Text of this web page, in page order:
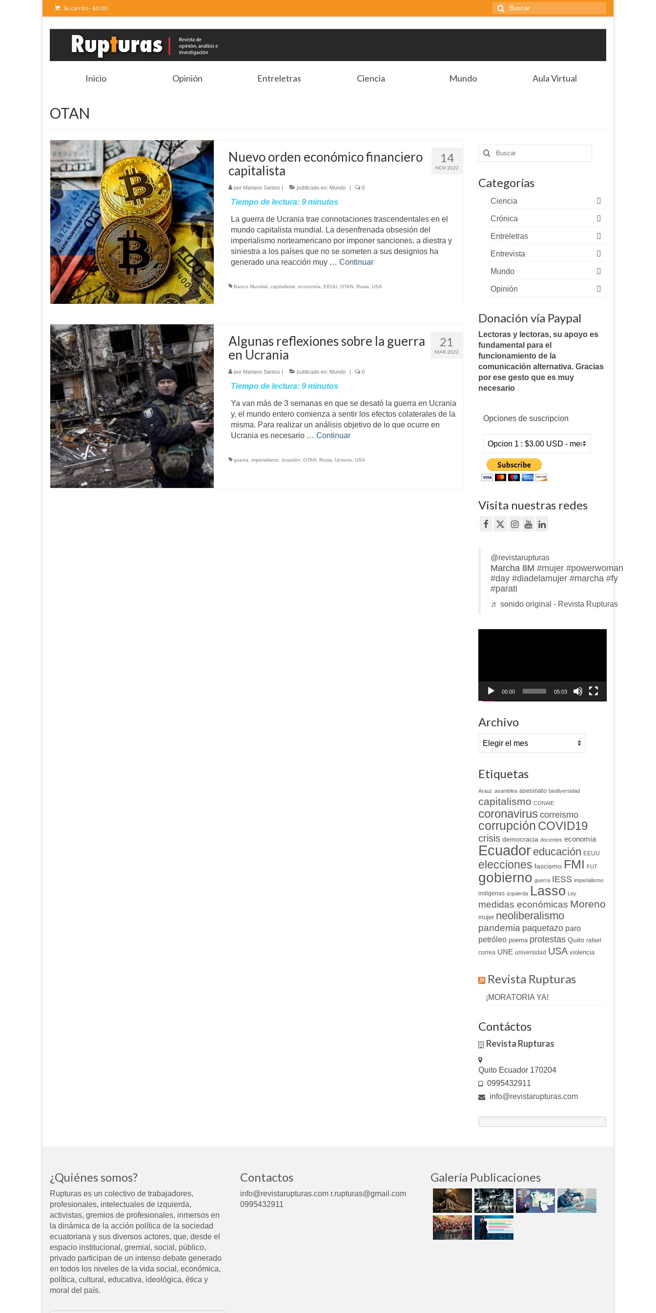
Su carrito-$0.00
Buscar
por:
Inicio Opinión Entreletras Ciencia Mundo Aula Virtual
OTAN
14
NOV 2022
Nuevo orden económico financiero
capitalista
por Mariano Santos | publicado en: Mundo | 0
Tiempo de lectura: 9 minutos
La guerra de Ucrania trae connotaciones trascendentales en el
mundo capitalista mundial. La desenfrenada obsesión del
imperialismo norteamericano por imponer sanciones, a diestra y
siniestra a los países que no se someten a sus designios ha
generado una reacción muy … Continuar
Banco Mundial, capitalismo economía EEUU, OTAN, Rusia USA
21
MAR 2022
Algunas reflexiones sobre la guerra
en Ucrania
por Mariano Santos | publicado en: Mundo | 0
Tiempo de lectura: 9 minutos
Ya van más de 3 semanas en que se desató la guerra en Ucrania
y, el mundo entero comienza a sentir los efectos colaterales de la
misma. Para realizar un análisis objetivo de lo que ocurre en
Ucrania es necesario … Continuar
guerra imperialismo invasión OTAN, Rusia Ucrania USA
Buscar
por:
Categorías
Ciencia
Crónica
Entreletras
Entrevista
Mundo
Opinión
Donación vía Paypal
Lectoras y lectoras, su apoyo es
fundamental para el
funcionamiento de la
comunicación alternativa. Gracias
por ese gesto que es muy
necesario
Opciones de suscripcion
Visita nuestras redes
@revistarupturas
Marcha 8M #mujer #powerwoman
#day #diadelamujer #marcha #fy
#parati
♬ sonido original - Revista Rupturas
00:00 05:03
Archivo
Archivo
Etiquetas
Arauz asamblea asesinato biodiversidad
capitalismo CONAIE
coronavirus correismo
corrupción COVID19
crisis democracia docentes economía
Ecuador educación EEUU
elecciones fascismo FMI FUT
gobierno guerra IESS imperialismo
indigenas izquierda Lasso Ley
medidas económicas Moreno
mujer neoliberalismo
pandemia paquetazo paro
petróleo poema protestas Quito rafael
correa UNE universidad USA violencia
Revista Rupturas
¡MORATORIA YA!
Contáctos
Revista Rupturas
Quito Ecuador 170204
0995432911
info@revistarupturas.com
¿Quiénes somos?
Rupturas es un colectivo de trabajadores,
profesionales, intelectuales de izquierda,
activistas, gremios de profesionales, inmersos en
la dinámica de la acción política de la sociedad
ecuatoriana y sus diversos actores, que, desde el
espacio institucional, gremial, social, público,
privado participan de un intenso debate generado
en todos los niveles de la vida social, económica,
política, cultural, educativa, ideológica, ética y
moral del país.
Contactos
info@revistarupturas.com r.rupturas@gmail.com
0995432911
Galería Publicaciones